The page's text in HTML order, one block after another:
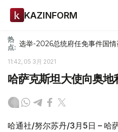
KAZINFORM
热
点: 选举-2026总统府任免事件国
11:42, 05 3月 2021
哈萨克斯坦大使向奥
哈通社/努尔苏丹/3月5日 – 哈